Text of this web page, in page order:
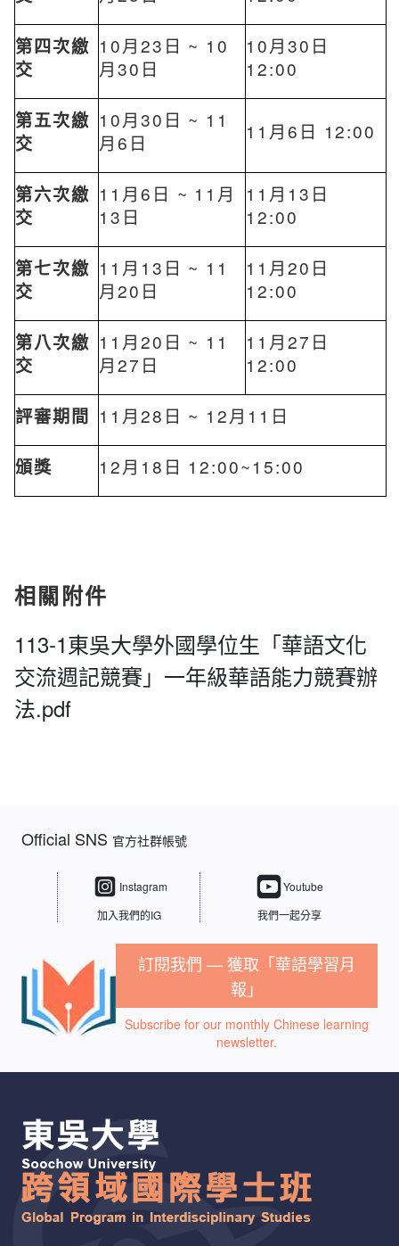
第四次繳
交
10月23日 ~ 10
月30日
10月30日
12:00
第五次繳
交
10月30日 ~ 11
月6日
11月6日 12:00
第六次繳
交
11月6日 ~ 11月
13日
11月13日
12:00
第七次繳
交
11月13日 ~ 11
月20日
11月20日
12:00
第八次繳
交
11月20日 ~ 11
月27日
11月27日
12:00
評審期間 11月28日 ~ 12月11日
頒獎 12月18日 12:00~15:00
相關附件
113-1東吳大學外國學位生「華語文化
交流週記競賽」一年級華語能力競賽辦
法.pdf
Official SNS 官方社群帳號
Instagram
加入我們的IG
Youtube
我們一起分享
訂閱我們 — 獲取「華語學習月
報」
Subscribe for our monthly Chinese learning
newsletter.